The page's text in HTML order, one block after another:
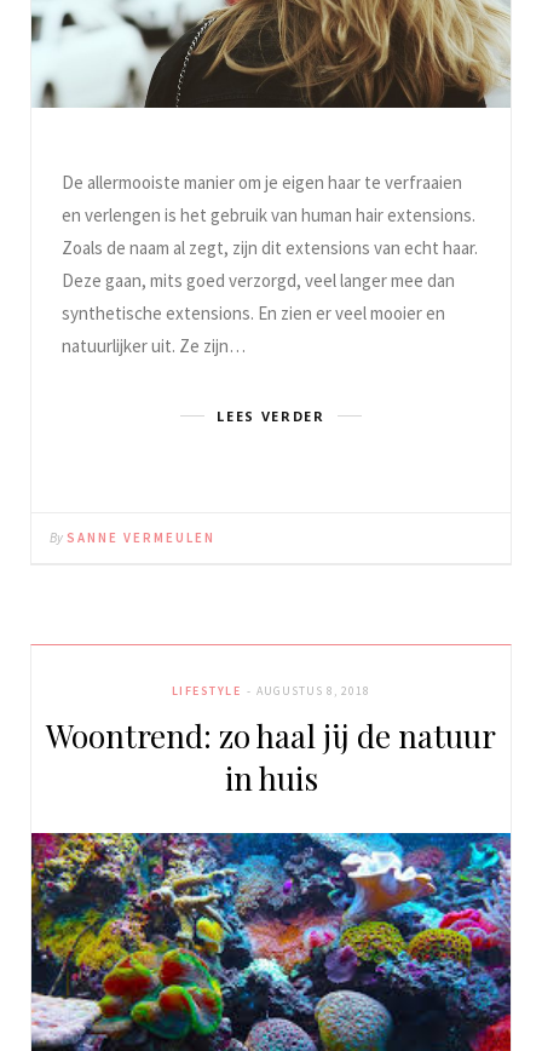
De allermooiste manier om je eigen haar te verfraaien
en verlengen is het gebruik van human hair extensions.
Zoals de naam al zegt, zijn dit extensions van echt haar.
Deze gaan, mits goed verzorgd, veel langer mee dan
synthetische extensions. En zien er veel mooier en
natuurlijker uit. Ze zijn…
LEES VERDER
By SANNE VERMEULEN
LIFESTYLE AUGUSTUS 8, 2018
Woontrend: zo haal jij de natuur
in huis